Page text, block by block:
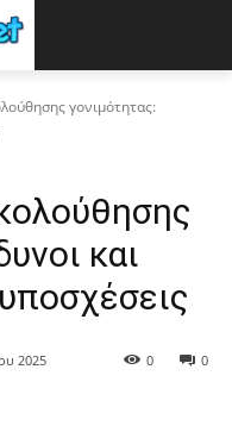
γονιμότητας:
και
2025 0
0